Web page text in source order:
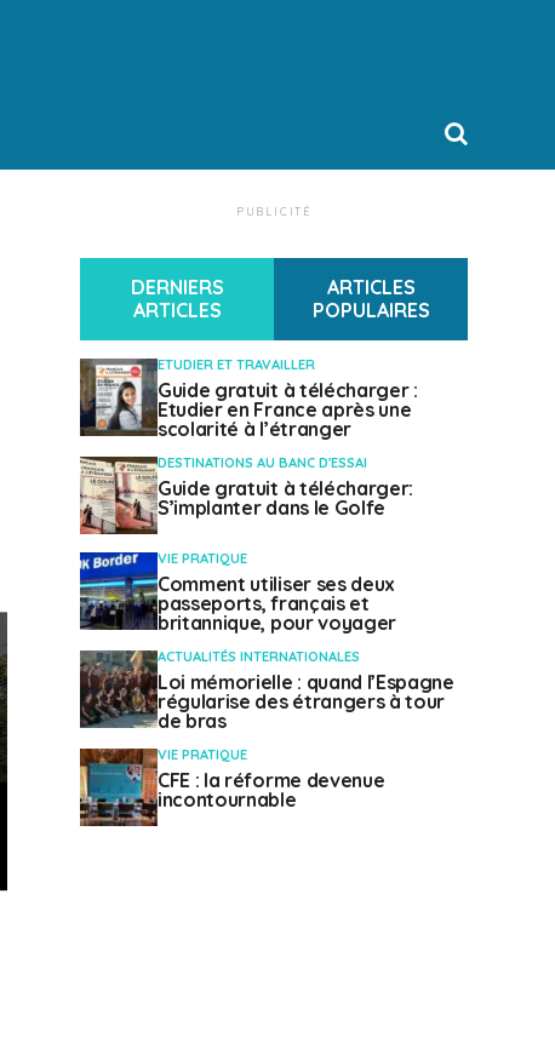
PUBLICITÉ
DERNIERS
ARTICLES
ARTICLES
POPULAIRES
ETUDIER ET TRAVAILLER
Guide gratuit à télécharger :
Etudier en France après une
scolarité à l’étranger
DESTINATIONS AU BANC D'ESSAI
Guide gratuit à télécharger:
S’implanter dans le Golfe
VIE PRATIQUE
Comment utiliser ses deux
passeports, français et
britannique, pour voyager
ACTUALITÉS INTERNATIONALES
Loi mémorielle : quand l’Espagne
régularise des étrangers à tour
de bras
VIE PRATIQUE
CFE : la réforme devenue
incontournable